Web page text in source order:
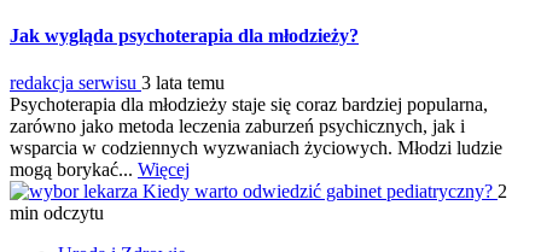
Jak wygląda psychoterapia dla młodzieży?
redakcja serwisu 3 lata temu
Psychoterapia dla młodzieży staje się coraz bardziej popularna,
zarówno jako metoda leczenia zaburzeń psychicznych, jak i
wsparcia w codziennych wyzwaniach życiowych. Młodzi ludzie
mogą borykać... Więcej
Kiedy warto odwiedzić gabinet pediatryczny? 2
min odczytu